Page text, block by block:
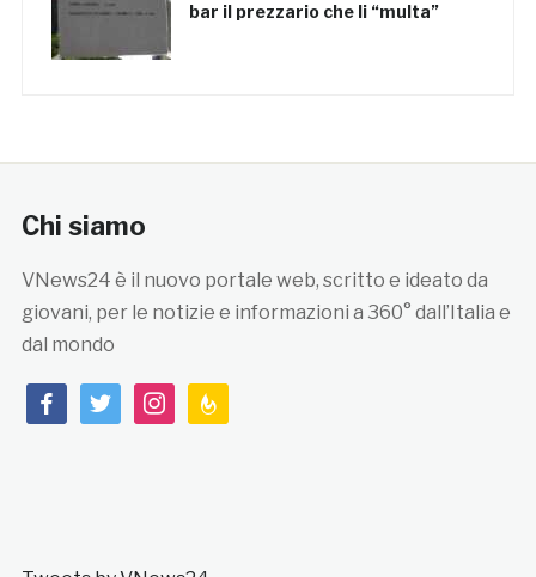
bar il prezzario che li “multa”
Chi siamo
VNews24 è il nuovo portale web, scritto e ideato da
giovani, per le notizie e informazioni a 360° dall’Italia e
dal mondo
facebooktwitterinstagramfeedburner